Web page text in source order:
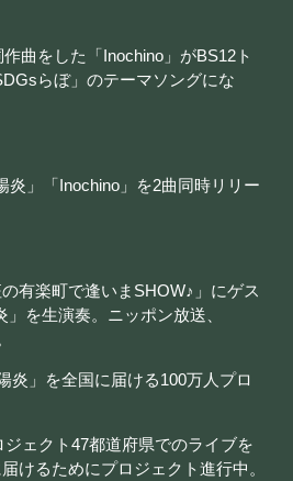
曲をした「Inochino」がBS12ト
らぼ」のテーマソングにな
炎」「Inochino」を2曲同時リリー
有楽町で逢いまSHOW♪」にゲス
」を生演奏。ニッポン放送、
炎」を全国に届ける100万人プロ
ジェクト47都道府県でのライブを
けるためにプロジェクト進行中。